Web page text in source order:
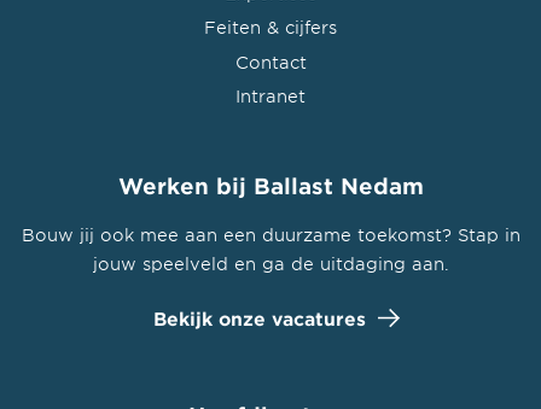
Feiten & cijfers
Contact
Intranet
Werken bij Ballast Nedam
Bouw jij ook mee aan een duurzame toekomst? Stap in
jouw speelveld en ga de uitdaging aan.
Bekijk onze vacatures